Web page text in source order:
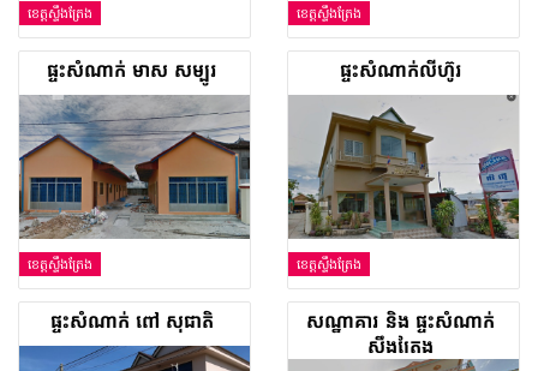
ខេត្តស្ទឹងត្រែង ខេត្តស្ទឹងត្រែង
ផ្ទះសំណាក់ មាស សម្បូរ
ខេត្តស្ទឹងត្រែង
ផ្ទះសំណាក់លីហ៊ូរ
ខេត្តស្ទឹងត្រែង
ផ្ទះសំណាក់ ពៅ សុជាតិ
សណ្ឋាគារ និង ផ្ទះសំណាក់
ស្ទឹងត្រែង